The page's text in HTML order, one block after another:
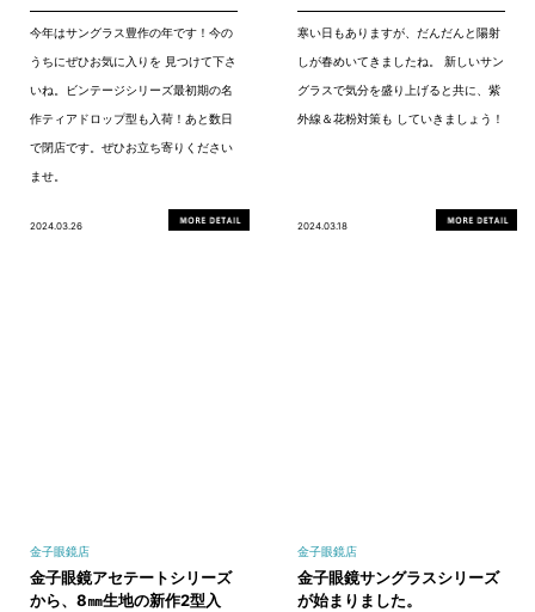
今年はサングラス豊作の年です！今の
うちにぜひお気に入りを 見つけて下さ
いね。ビンテージシリーズ最初期の名
作ティアドロップ型も入荷！あと数日
で閉店です。ぜひお立ち寄りください
ませ。
2024.03.26
寒い日もありますが、だんだんと陽射
しが春めいてきましたね。 新しいサン
グラスで気分を盛り上げると共に、紫
外線＆花粉対策も していきましょう！
2024.03.18
金子眼鏡店
金子眼鏡アセテートシリーズ
から、8㎜生地の新作2型入
金子眼鏡店
金子眼鏡サングラスシリーズ
が始まりました。